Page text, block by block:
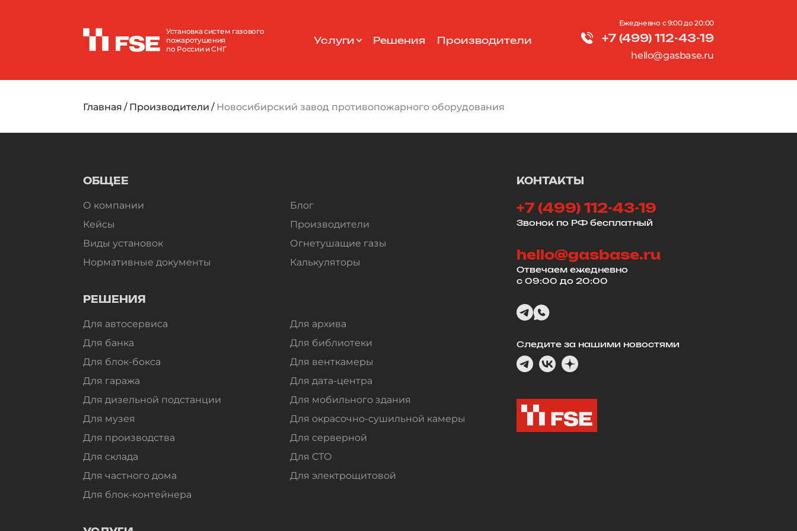
Установка систем газового
пожаротушения
по России и СНГ
Услуги Решения Производители
Ежедневно с 9:00 до 20:00
+7 (499) 112-43-19
hello@gasbase.ru
Главная Производители Новосибирский завод противопожарного оборудования
ОБЩЕЕ
О компании
Блог
Кейсы
Производители
Виды установок
Огнетушащие газы
Нормативные документы
Калькуляторы
РЕШЕНИЯ
Для автосервиса
Для архива
Для банка
Для библиотеки
Для блок-бокса
Для венткамеры
Для гаража
Для дата-центра
Для дизельной подстанции
Для мобильного здания
Для музея
Для окрасочно-сушильной камеры
Для производства
Для серверной
Для склада
Для СТО
Для частного дома
Для электрощитовой
Для блок-контейнера
КОНТАКТЫ
+7 (499) 112-43-19
Звонок по РФ бесплатный
hello@gasbase.ru
Отвечаем ежедневно
с 09:00 до 20:00
Следите за нашими новостями